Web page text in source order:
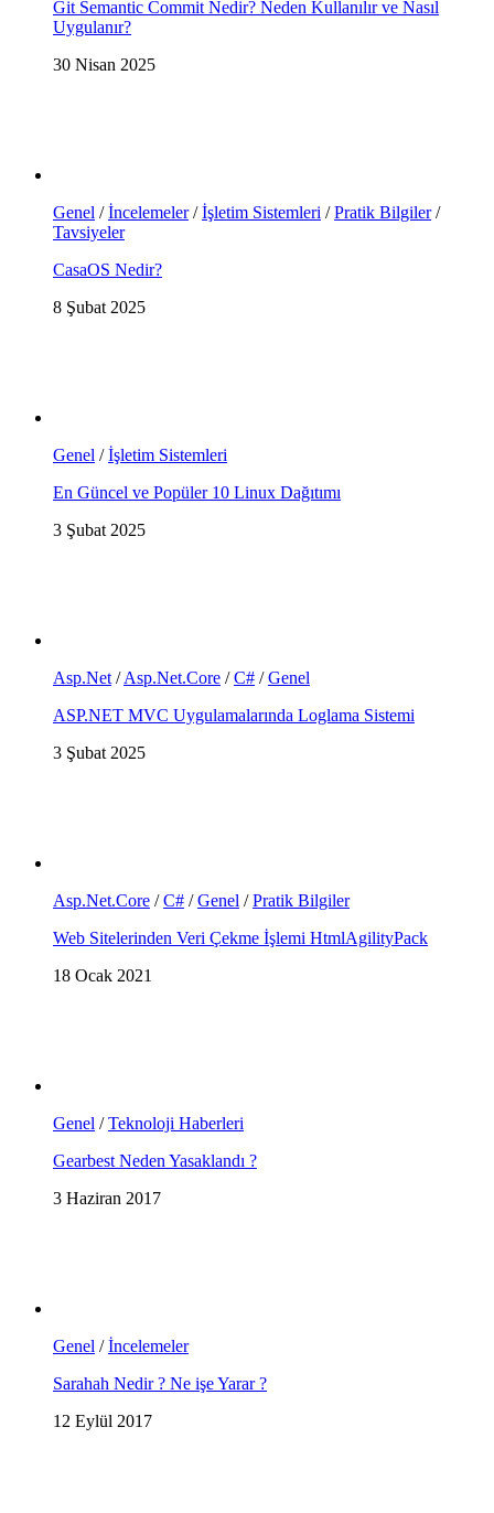
Git Semantic Commit Nedir? Neden Kullanılır ve Nasıl
Uygulanır?
30 Nisan 2025
Genel /İncelemeler/İşletim Sistemleri /Pratik Bilgiler/
Tavsiyeler
CasaOS Nedir?
8 Şubat 2025
Genel /İşletim Sistemleri
En Güncel ve Popüler 10 Linux Dağıtımı
3 Şubat 2025
Asp.Net /Asp.Net.Core /C# /Genel
ASP.NET MVC Uygulamalarında Loglama Sistemi
3 Şubat 2025
Asp.Net.Core /C# /Genel /Pratik Bilgiler
Web Sitelerinden Veri Çekme İşlemi HtmlAgilityPack
18 Ocak 2021
Genel /Teknoloji Haberleri
Gearbest Neden Yasaklandı ?
3 Haziran 2017
Genel /İncelemeler
Sarahah Nedir ? Ne işe Yarar ?
12 Eylül 2017